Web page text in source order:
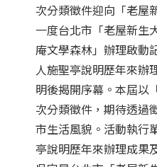
次分類徵件迎向「老屋
一度台北市「老屋新生
庵文學森林」辦理啟動
人施聖亭說明歷年來辦
明後揭開序幕。本屆以
次分類徵件，期待透過
市生活風貌。活動執行
亭說明歷年來辦理成果